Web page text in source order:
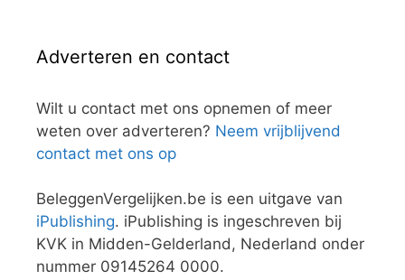
Adverteren en contact
Wilt u contact met ons opnemen of meer
weten over adverteren? Neem vrijblijvend
contact met ons op
BeleggenVergelijken.be is een uitgave van
iPublishing. iPublishing is ingeschreven bij
KVK in Midden-Gelderland, Nederland onder
nummer 09145264 0000.